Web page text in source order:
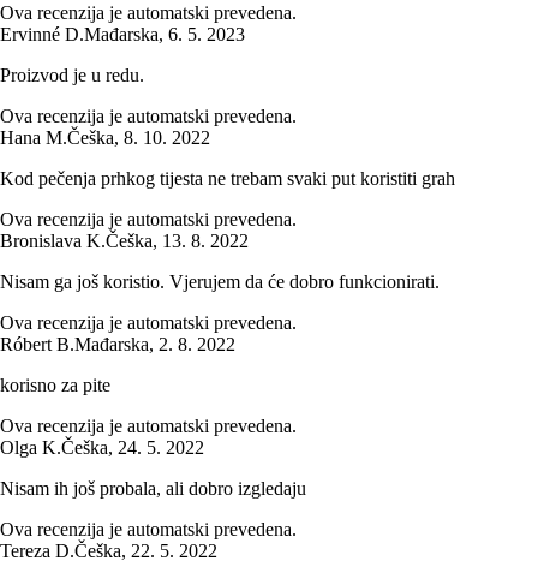
Ova recenzija je automatski prevedena.
Ervinné D.Mađarska, 6. 5. 2023
Proizvod je u redu.
Ova recenzija je automatski prevedena.
Hana M.Češka, 8. 10. 2022
Kod pečenja prhkog tijesta ne trebam svaki put koristiti grah
Ova recenzija je automatski prevedena.
Bronislava K.Češka, 13. 8. 2022
Nisam ga još koristio. Vjerujem da će dobro funkcionirati.
Ova recenzija je automatski prevedena.
Róbert B.Mađarska, 2. 8. 2022
korisno za pite
Ova recenzija je automatski prevedena.
Olga K.Češka, 24. 5. 2022
Nisam ih još probala, ali dobro izgledaju
Ova recenzija je automatski prevedena.
Tereza D.Češka, 22. 5. 2022